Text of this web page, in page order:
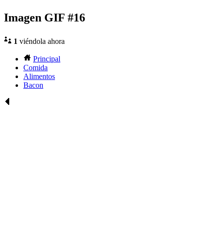
Imagen GIF #16
1 viéndola ahora
Principal
Comida
Alimentos
Bacon